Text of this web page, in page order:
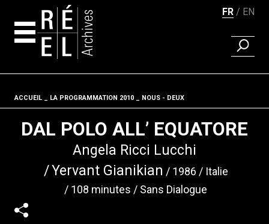
FR EN
Fil d'ariane
ACCUEIL LA PROGRAMMATION 2010 NOUS - DEUX
DAL POLO ALL’ EQUATORE
Angela Ricci Lucchi
Yervant Gianikian
1986
Italie
108 minutes
Sans Dialogue